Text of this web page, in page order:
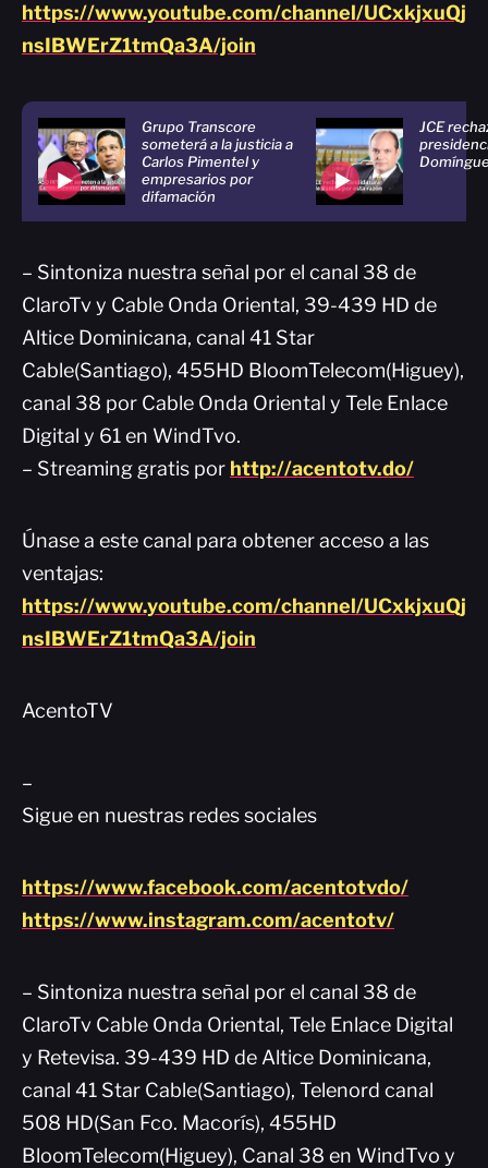
https://www.youtube.com/channel/UCxkjxuQj
nsIBWErZ1tmQa3A/join
Grupo Transcore
someterá a la justicia a
Carlos Pimentel y
empresarios por
difamación
JCE
– Sintoniza nuestra señal por el canal 38 de
ClaroTv y Cable Onda Oriental, 39-439 HD de
Altice Dominicana, canal 41 Star
Cable(Santiago), 455HD BloomTelecom(Higuey),
canal 38 por Cable Onda Oriental y Tele Enlace
Digital y 61 en WindTvo.
– Streaming gratis por http://acentotv.do/
Únase a este canal para obtener acceso a las
ventajas:
https://www.youtube.com/channel/UCxkjxuQj
nsIBWErZ1tmQa3A/join
AcentoTV
–
Sigue en nuestras redes sociales
https://www.facebook.com/acentotvdo/
https://www.instagram.com/acentotv/
– Sintoniza nuestra señal por el canal 38 de
ClaroTv Cable Onda Oriental, Tele Enlace Digital
y Retevisa. 39-439 HD de Altice Dominicana,
canal 41 Star Cable(Santiago), Telenord canal
508 HD(San Fco. Macorís), 455HD
BloomTelecom(Higuey), Canal 38 en WindTvo y